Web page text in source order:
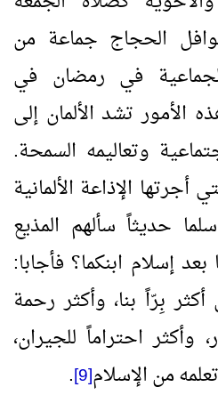
الحجاج جماعة من
الجماعية في رمضان في
الأمور تشد الألمان إلى
وتعاليمه السمحة.
الإذاعة الألمانية
حديثاً سألهم المذيع
إسلام ابنكما؟ فأجابا:
بِرّاً بنا، وأكثر رحمة
وأكثر احتراماً للجيران،
من الإسلام[9]
.